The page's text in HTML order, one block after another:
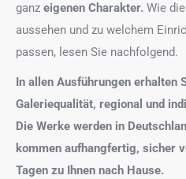
ganz eigenen Charakter. Wie
aussehen und zu welchem
passen, lesen Sie nachfolgend.
In allen Ausführungen erhalten
Galeriequalität, regional und
Die Werke werden in
kommen aufhangfertig, sicher
Tagen zu Ihnen nach Hause.